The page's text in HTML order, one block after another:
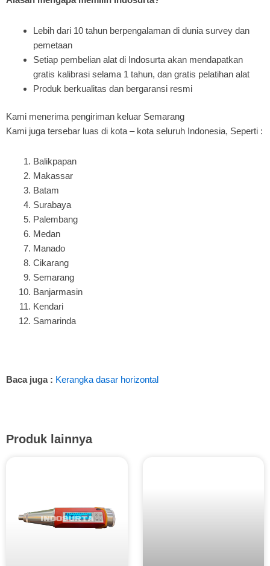
Lebih dari 10 tahun berpengalaman di dunia survey dan
pemetaan
Setiap pembelian alat di Indosurta akan mendapatkan
gratis kalibrasi selama 1 tahun, dan gratis pelatihan alat
Produk berkualitas dan bergaransi resmi
Kami menerima pengiriman keluar Semarang
Kami juga tersebar luas di kota – kota seluruh Indonesia, Seperti :
Balikpapan
Makassar
Batam
Surabaya
Palembang
Medan
Manado
Cikarang
Semarang
Banjarmasin
Kendari
Samarinda
Baca juga : Kerangka dasar horizontal
Produk lainnya